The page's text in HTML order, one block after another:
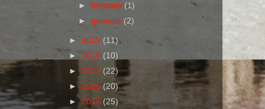
►febbraio (1)
►gennaio (2)
► 2019 (11)
► 2018 (10)
► 2017 (22)
► 2016 (20)
► 2015 (25)